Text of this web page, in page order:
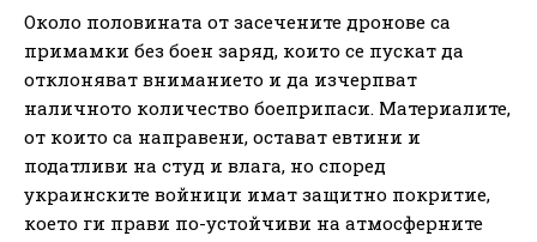
Около половината от засечените дронове са
примамки без боен заряд, които се пускат да
отклоняват вниманието и да изчерпват
наличното количество боеприпаси. Материалите,
от които са направени, остават евтини и
податливи на студ и влага, но според
украинските войници имат защитно покритие,
което ги прави по-устойчиви на атмосферните